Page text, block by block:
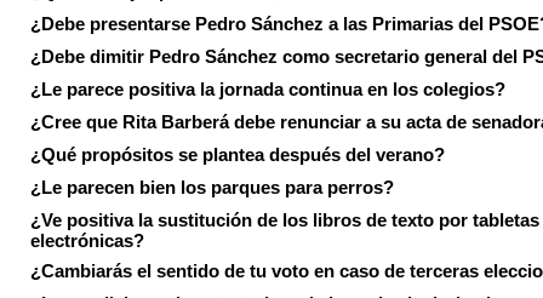
¿Debe presentarse Pedro Sánchez a las Primarias del
¿Debe dimitir Pedro Sánchez como secretario general del
¿Le parece positiva la jornada continua en los colegios?
¿Cree que Rita Barberá debe renunciar a su acta de
¿Qué propósitos se plantea después del verano?
¿Le parecen bien los parques para perros?
¿Ve positiva la sustitución de los libros de texto por tabletas
electrónicas?
¿Cambiarás el sentido de tu voto en caso de terceras